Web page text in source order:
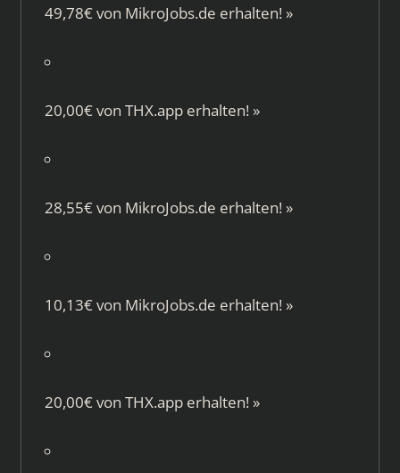
49,78€ von MikroJobs.de erhalten! »
20,00€ von THX.apperhalten! »
28,55€ von MikroJobs.de erhalten! »
10,13€ von MikroJobs.de erhalten! »
20,00€ von THX.apperhalten! »